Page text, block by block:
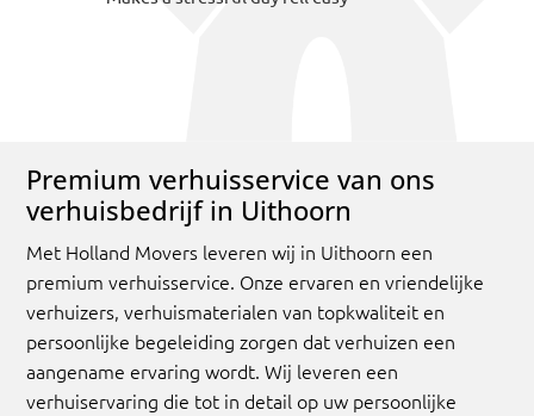
Premium verhuisservice van ons
verhuisbedrijf in Uithoorn
Met Holland Movers leveren wij in Uithoorn een
premium verhuisservice. Onze ervaren en vriendelijke
verhuizers, verhuismaterialen van topkwaliteit en
persoonlijke begeleiding zorgen dat verhuizen een
aangename ervaring wordt. Wij leveren een
verhuiservaring die tot in detail op uw persoonlijke